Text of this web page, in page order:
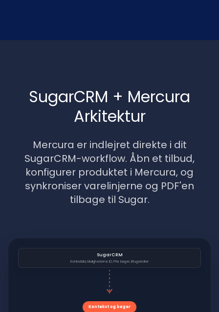
SugarCRM + Mercura
Arkitektur
Mercura er indlejret direkte i dit
SugarCRM-workflow. Åbn et tilbud,
konfigurer produktet i Mercura, og
synkroniser varelinjerne og PDF'en
tilbage til Sugar.
SugarCRM
Kontodata, Mulighedens ID, Pris bøger, Brugerroller
Kontekst og bøger